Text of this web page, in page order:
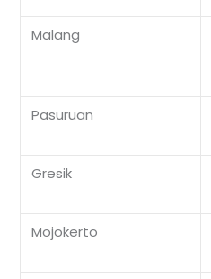
Malang
Pasuruan
Gresik
Mojokerto